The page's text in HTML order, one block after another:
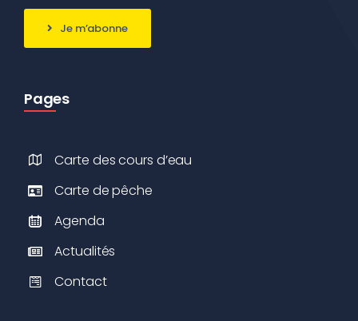
Je m’abonne
Pages
Carte des cours d’eau
Carte de pêche
Agenda
Actualités
Contact